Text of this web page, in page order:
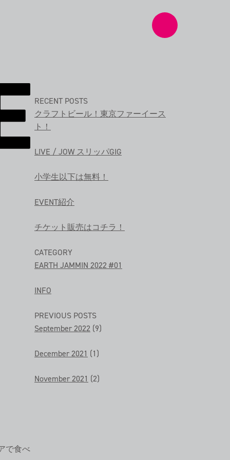
で食べ
RECENT POSTS
クラフトビール！東京ファーイース
ト！
LIVE / JOW スリッパGIG
小学生以下は無料！
EVENT紹介
チケット販売はコチラ！
CATEGORY
EARTH JAMMIN 2022 #01
INFO
PREVIOUS POSTS
September 2022 (9)
December 2021 (1)
November 2021 (2)